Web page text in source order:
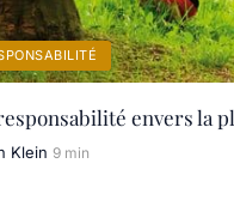
envers la
Klein 9 min